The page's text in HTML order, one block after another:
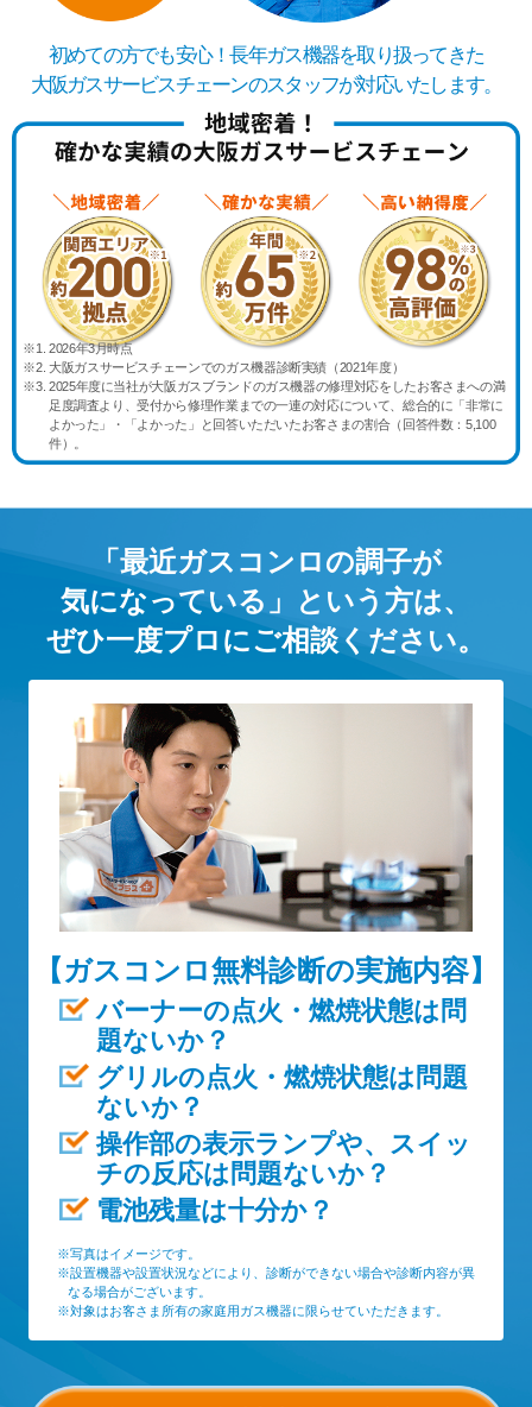
初めての方でも安心！長年ガス機器を取り扱ってきた
大阪ガスサービスチェーンのスタッフが対応いたします。
※1. 2026年3月時点
※2. 大阪ガスサービスチェーンでのガス機器診断実績（2021年度）
※3. 2025年度に当社が大阪ガスブランドのガス機器の修理対応をしたお客さまへの満
足度調査より、受付から修理作業までの一連の対応について、総合的に「非常に
よかった」・「よかった」と回答いただいたお客さまの割合（回答件数：5,100
件）。
「最近ガスコンロの調子が
気になっている」という方は、
ぜひ一度プロにご相談ください。
【ガスコンロ無料診断の実施内容】
バーナーの点火・燃焼状態は問
題ないか？
グリルの点火・燃焼状態は問題
ないか？
操作部の表示ランプや、スイッ
チの反応は問題ないか？
電池残量は十分か？
※写真はイメージです。
※設置機器や設置状況などにより、診断ができない場合や診断内容が異
なる場合がございます。
※対象はお客さま所有の家庭用ガス機器に限らせていただきます。